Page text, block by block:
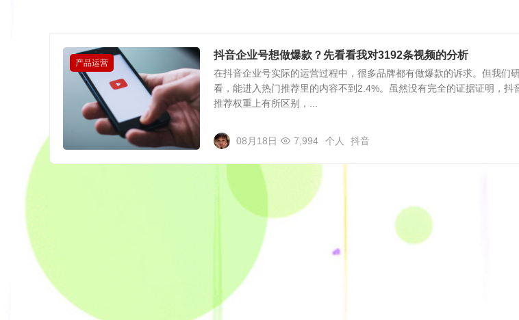
产品运营
抖音企业号想做爆款？先看看我对3192条视频的分析
在抖音企业号实际的运营过程中，很多品牌都有做爆款的诉求。但我们
看，能进入热门推荐里的内容不到2.4%。虽然没有完全的证据证明，抖
推荐权重上有所区别，...
08月18日 7,994 个人 抖音